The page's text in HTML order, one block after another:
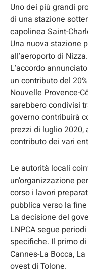
Uno dei più grandi
di una stazione
capolinea Saint-
Una nuova stazione
all’aeroporto di Nizza.
L’accordo
un contributo del
Nouvelle Provence-
sarebbero condivisi
governo contribuirà
prezzi di luglio
contributo dei vari
Le autorità locali
un’organizzazione
corso i lavori
pubblica verso la
La decisione del
LNPCA segue
specifiche. Il primo
Cannes-La Bocca,
ovest di Tolone.